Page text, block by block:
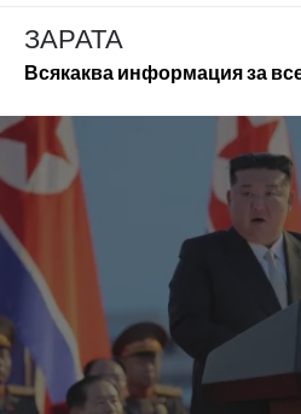
Skip
content
ЗАРАТА
Всякаква информация за